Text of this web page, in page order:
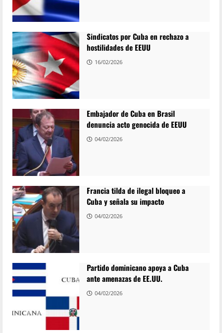
Sindicatos por Cuba en rechazo a
hostilidades de EEUU
16/02/2026
Embajador de Cuba en Brasil
denuncia acto genocida de EEUU
04/02/2026
Francia tilda de ilegal bloqueo a
Cuba y señala su impacto
04/02/2026
Partido dominicano apoya a Cuba
ante amenazas de EE.UU.
04/02/2026